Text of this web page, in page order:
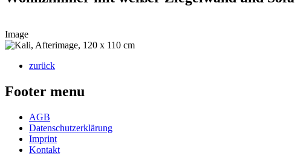
Image
zurück
Footer menu
AGB
Datenschutzerklärung
Imprint
Kontakt